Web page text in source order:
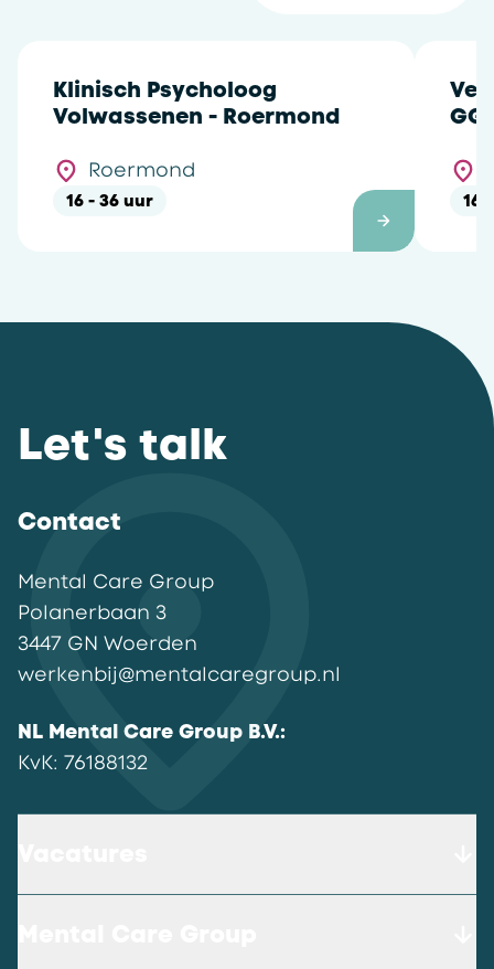
Klinisch Psycholoog
Volwassenen - Roermond
Roermond
16 - 36 uur 16
Let's talk
Contact
Mental Care Group
Polanerbaan 3
3447 GN Woerden
werkenbij@mentalcaregroup.nl
NL Mental Care Group B.V.:
KvK: 76188132